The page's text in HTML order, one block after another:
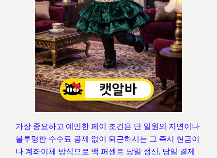
가장 중요하고 예민한 페이 조건은 단 일원의 지연이나
불투명한 수수료 공제 없이 퇴근하시는 그 즉시 현금이
나 계좌이체 방식으로 백 퍼센트 당일 정산, 당일 결제